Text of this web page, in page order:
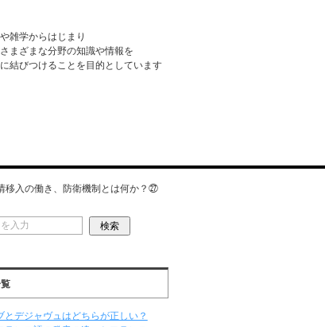
雑学からはじまり
まざまな分野の知識や情報を
結びつけることを目的としています
移入の働き、防衛機制とは何か？㉗
とデジャヴュはどちらが正しい？